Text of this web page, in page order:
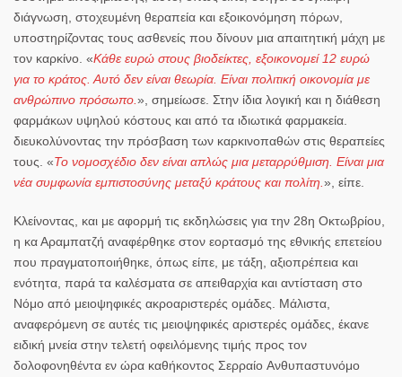
διάγνωση, στοχευμένη θεραπεία και εξοικονόμηση πόρων
υποστηρίζοντας τους ασθενείς που δίνουν μια απαιτητική μάχη με
τον καρκίνο. «Κάθε ευρώ στους βιοδείκτες, εξοικονομεί 12 ευρώ
για το κράτος. Αυτό δεν είναι θεωρία. Είναι πολιτική οικονομία με
ανθρώπινο πρόσωπο. », σημείωσε. Στην ίδια λογική και η διάθεση
φαρμάκων υψηλού κόστους και από τα ιδιωτικά φαρμακεία
διευκολύνοντας την πρόσβαση των καρκινοπαθών στις θεραπείες
τους. «Το νομοσχέδιο δεν είναι απλώς μια μεταρρύθμιση. Είναι μια
νέα συμφωνία εμπιστοσύνης μεταξύ κράτους και πολίτη. », είπε.
Κλείνοντας, και με αφορμή τις εκδηλώσεις για την 28η Οκτωβρίου
η κα Αραμπατζή αναφέρθηκε στον εορτασμό της εθνικής επετείου
που πραγματοποιήθηκε, όπως είπε, με τάξη, αξιοπρέπεια και
ενότητα, παρά τα καλέσματα σε απειθαρχία και αντίσταση στο
Νόμο από μειοψηφικές ακροαριστερές ομάδες . Μάλιστα,
αναφερόμενη σε αυτές τις μειοψηφικές αριστερές ομάδες, έκανε
ειδική μνεία στην τελετή οφειλόμενης τιμής προς τον
δολοφονηθέντα εν ώρα καθήκοντος Σερραίο Ανθυπαστυνόμο